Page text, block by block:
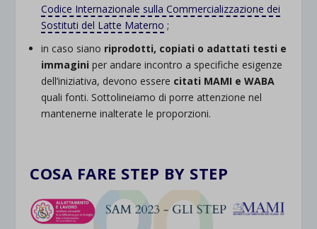
Codice Internazionale sulla Commercializzazione dei
Sostituti del Latte Materno ;
in caso siano riprodotti, copiati o adattati testi e
immagini per andare incontro a specifiche esigenze
dell’iniziativa, devono essere citati MAMI e WABA
quali fonti. Sottolineiamo di porre attenzione nel
mantenerne inalterate le proporzioni.
COSA FARE STEP BY STEP